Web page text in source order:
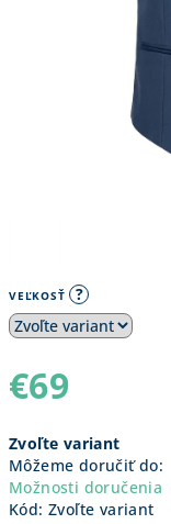
VEĽKOSŤ ?
€69
cena:
Zvoľte variant
Môžeme doručiť do:
Možnosti doručenia
Kód: Zvoľte variant